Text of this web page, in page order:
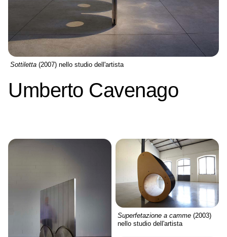
Sottiletta (2007) nello studio dell'artista
Umberto Cavenago
Superfetazione a camme (2003)
nello studio dell'artista